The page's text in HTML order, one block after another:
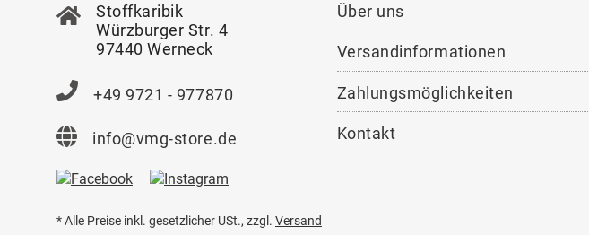
Stoffkaribik
Würzburger Str. 4
97440 Werneck
+49 9721 - 977870
info@vmg-store.de
Über uns
Versandinformationen
Zahlungsmöglichkeiten
Kontakt
* Alle Preise inkl. gesetzlicher USt., zzgl. Versand